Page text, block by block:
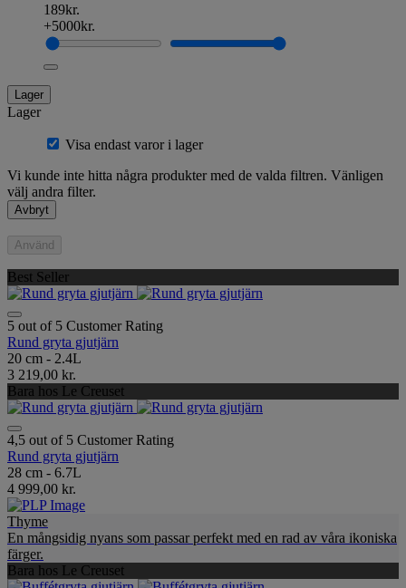
189kr.
+5000kr.
Lager
Lager
Visa endast varor i lager
Vi kunde inte hitta några produkter med de valda filtren. Vänligen
välj andra filter.
Avbryt
Använd
Best Seller
5 out of 5 Customer Rating
Rund gryta gjutjärn
20 cm - 2.4L
3 219,00 kr.
Bara hos Le Creuset
4,5 out of 5 Customer Rating
Rund gryta gjutjärn
28 cm - 6.7L
4 999,00 kr.
Thyme
En mångsidig nyans som passar perfekt med en rad av våra ikoniska
färger.
Bara hos Le Creuset